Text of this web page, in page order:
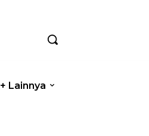
+ Lainnya